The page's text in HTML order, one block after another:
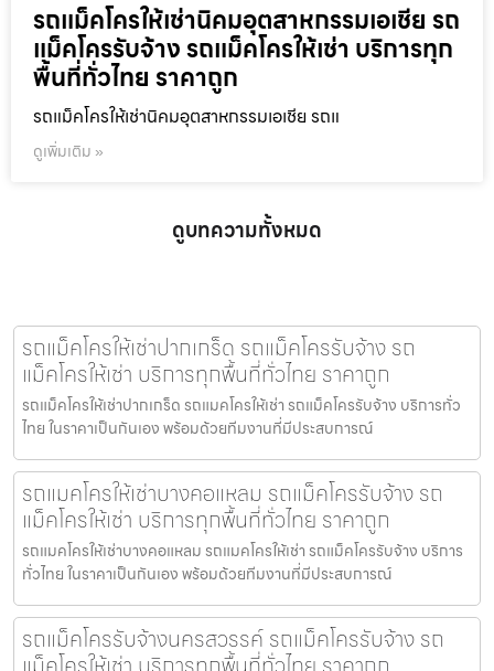
รถแม็คโครให้เช่านิคมอุตสาหกรรมเอเชีย รถ
แม็คโครรับจ้าง รถแม็คโครให้เช่า บริการทุก
พื้นที่ทั่วไทย ราคาถูก
รถแม็คโครให้เช่านิคมอุตสาหกรรมเอเชีย รถแ
ดูเพิ่มเติม »
ดูบทความทั้งหมด
รถแม็คโครให้เช่าปากเกร็ด รถแม็คโครรับจ้าง รถ
แม็คโครให้เช่า บริการทุกพื้นที่ทั่วไทย ราคาถูก
รถแม็คโครให้เช่าปากเกร็ด รถแมคโครให้เช่า รถแม็คโครรับจ้าง บริการทั่ว
ไทย ในราคาเป็นกันเอง พร้อมด้วยทีมงานที่มีประสบการณ์
รถแมคโครให้เช่าบางคอแหลม รถแม็คโครรับจ้าง รถ
แม็คโครให้เช่า บริการทุกพื้นที่ทั่วไทย ราคาถูก
รถแมคโครให้เช่าบางคอแหลม รถแมคโครให้เช่า รถแม็คโครรับจ้าง บริการ
ทั่วไทย ในราคาเป็นกันเอง พร้อมด้วยทีมงานที่มีประสบการณ์
รถแม็คโครรับจ้างนครสวรรค์ รถแม็คโครรับจ้าง รถ